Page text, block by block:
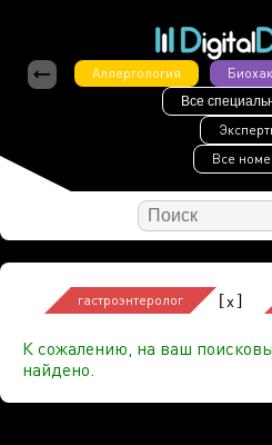
Аллергология
Все
Все
гастроэнтеролог [x]
К сожалению, на ваш
найдено.